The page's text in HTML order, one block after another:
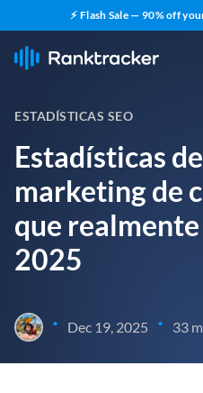
⚡ Flash Sale — 90% off
ESTADÍSTICAS SEO
Estadísticas
marketing de
que
2025
• Dec 19, 2025 • 33